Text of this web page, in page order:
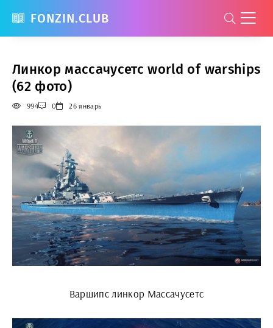
FONZIN.CLUB
Линкор массачусетс world of warships
(62 фото)
994 0 26 январь
Варшипс линкор Массачусетс